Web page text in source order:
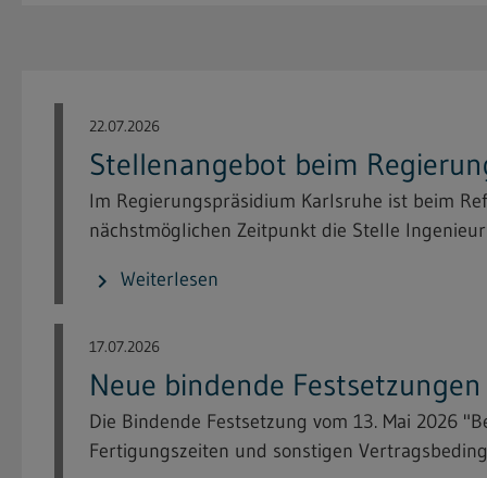
22.07.2026
Stellenangebot beim
Im Regierungspräsidium Karlsruhe ist beim
nächstmöglichen Zeitpunkt die Stelle
chevron_right Weiterlesen
17.07.2026
Neue bindende
Die Bindende Festsetzung vom 13. Mai 2026
Fertigungszeiten und sonstigen